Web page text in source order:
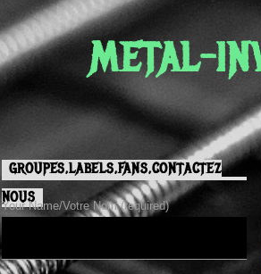
METAL-
GROUPES,LABELS,FANS,CONTACTEZ
NOUS
Your Name/Votre Nom (required)